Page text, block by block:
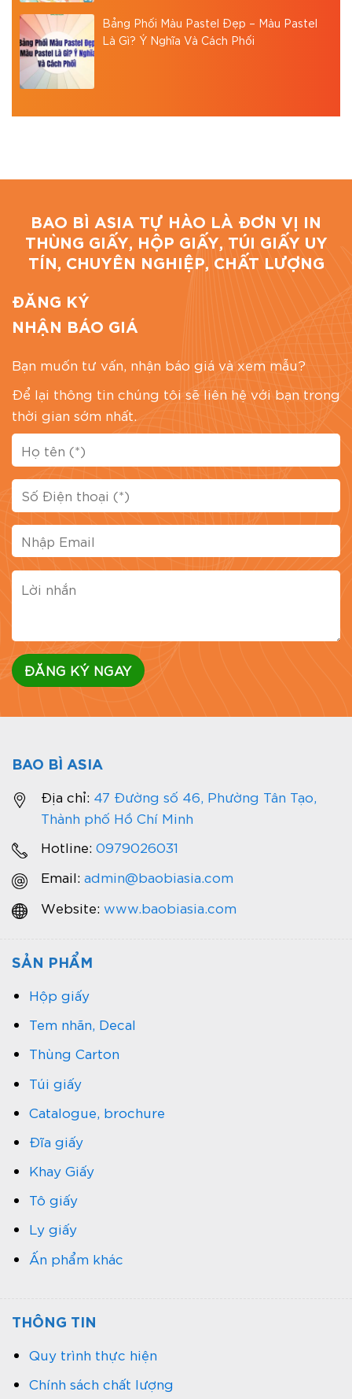
Bảng Phối Màu Pastel Đẹp – Màu Pastel
Là Gì? Ý Nghĩa Và Cách Phối
BAO BÌ ASIA TỰ HÀO LÀ ĐƠN VỊ IN
THÙNG GIẤY, HỘP GIẤY, TÚI GIẤY UY
TÍN, CHUYÊN NGHIỆP, CHẤT LƯỢNG
ĐĂNG KÝ
NHẬN BÁO GIÁ
Bạn muốn tư vấn, nhận báo giá và xem mẫu?
Để lại thông tin chúng tôi sẽ liên hệ với bạn trong
thời gian sớm nhất.
BAO BÌ ASIA
Địa chỉ: 47 Đường số 46, Phường Tân Tạo,
Thành phố Hồ Chí Minh
Hotline: 0979026031
Email: admin@baobiasia.com
Website: www.baobiasia.com
SẢN PHẨM
Hộp giấy
Tem nhãn, Decal
Thùng Carton
Túi giấy
Catalogue, brochure
Đĩa giấy
Khay Giấy
Tô giấy
Ly giấy
Ấn phẩm khác
THÔNG TIN
Quy trình thực hiện
Chính sách chất lượng